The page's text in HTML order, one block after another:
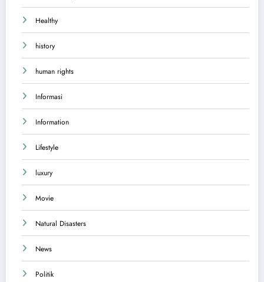
Healthy
history
human rights
Informasi
Information
Lifestyle
luxury
Movie
Natural Disasters
News
Politik